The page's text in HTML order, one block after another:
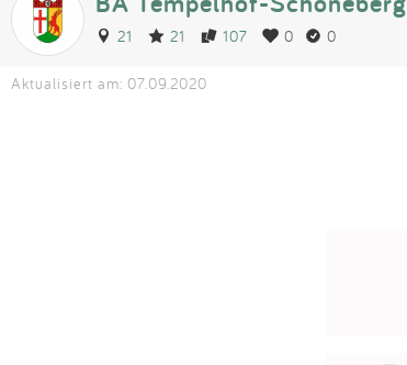
21 21 107 0 0
Aktualisiert am: 07.09.2020